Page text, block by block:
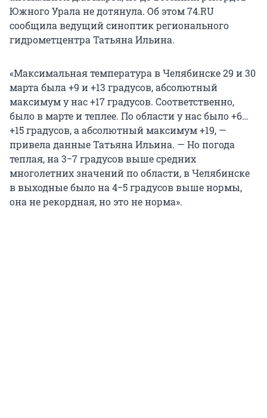
Южного Урала не дотянула. Об этом 74.RU
сообщила ведущий синоптик регионального
гидрометцентра Татьяна Ильина.
«Максимальная температура в Челябинске 29 и 30
марта была +9 и +13 градусов, абсолютный
максимум у нас +17 градусов. Соответственно,
было в марте и теплее. По области у нас было +6…
+15 градусов, а абсолютный максимум +19, —
привела данные Татьяна Ильина. — Но погода
теплая, на 3−7 градусов выше средних
многолетних значений по области, в Челябинске
в выходные было на 4−5 градусов выше нормы,
она не рекордная, но это не норма».